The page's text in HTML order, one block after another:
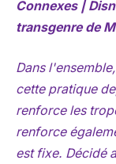
Connexes |
transgenre de
Dans
cette pratique
renforce les
renforce
est fixe. Décidé